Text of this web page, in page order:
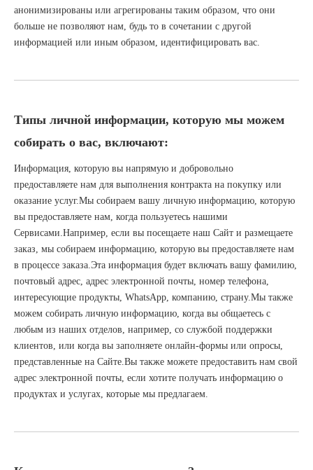
анонимизированы или агрегированы таким образом, что они
больше не позволяют нам, будь то в сочетании с другой
информацией или иным образом, идентифицировать вас.
Типы личной информации, которую мы можем
собирать о вас, включают:
Информация, которую вы напрямую и добровольно
предоставляете нам для выполнения контракта на покупку или
оказание услуг.Мы собираем вашу личную информацию, которую
вы предоставляете нам, когда пользуетесь нашими
Сервисами.Например, если вы посещаете наш Сайт и размещаете
заказ, мы собираем информацию, которую вы предоставляете нам
в процессе заказа.Эта информация будет включать вашу фамилию,
почтовый адрес, адрес электронной почты, номер телефона,
интересующие продукты, WhatsApp, компанию, страну.Мы также
можем собирать личную информацию, когда вы общаетесь с
любым из наших отделов, например, со службой поддержки
клиентов, или когда вы заполняете онлайн-формы или опросы,
представленные на Сайте.Вы также можете предоставить нам свой
адрес электронной почты, если хотите получать информацию о
продуктах и ​​услугах, которые мы предлагаем.